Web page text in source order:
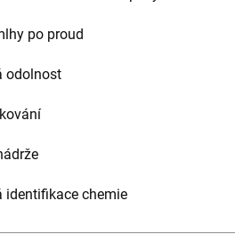
po proud
odolnost
identifikace chemie